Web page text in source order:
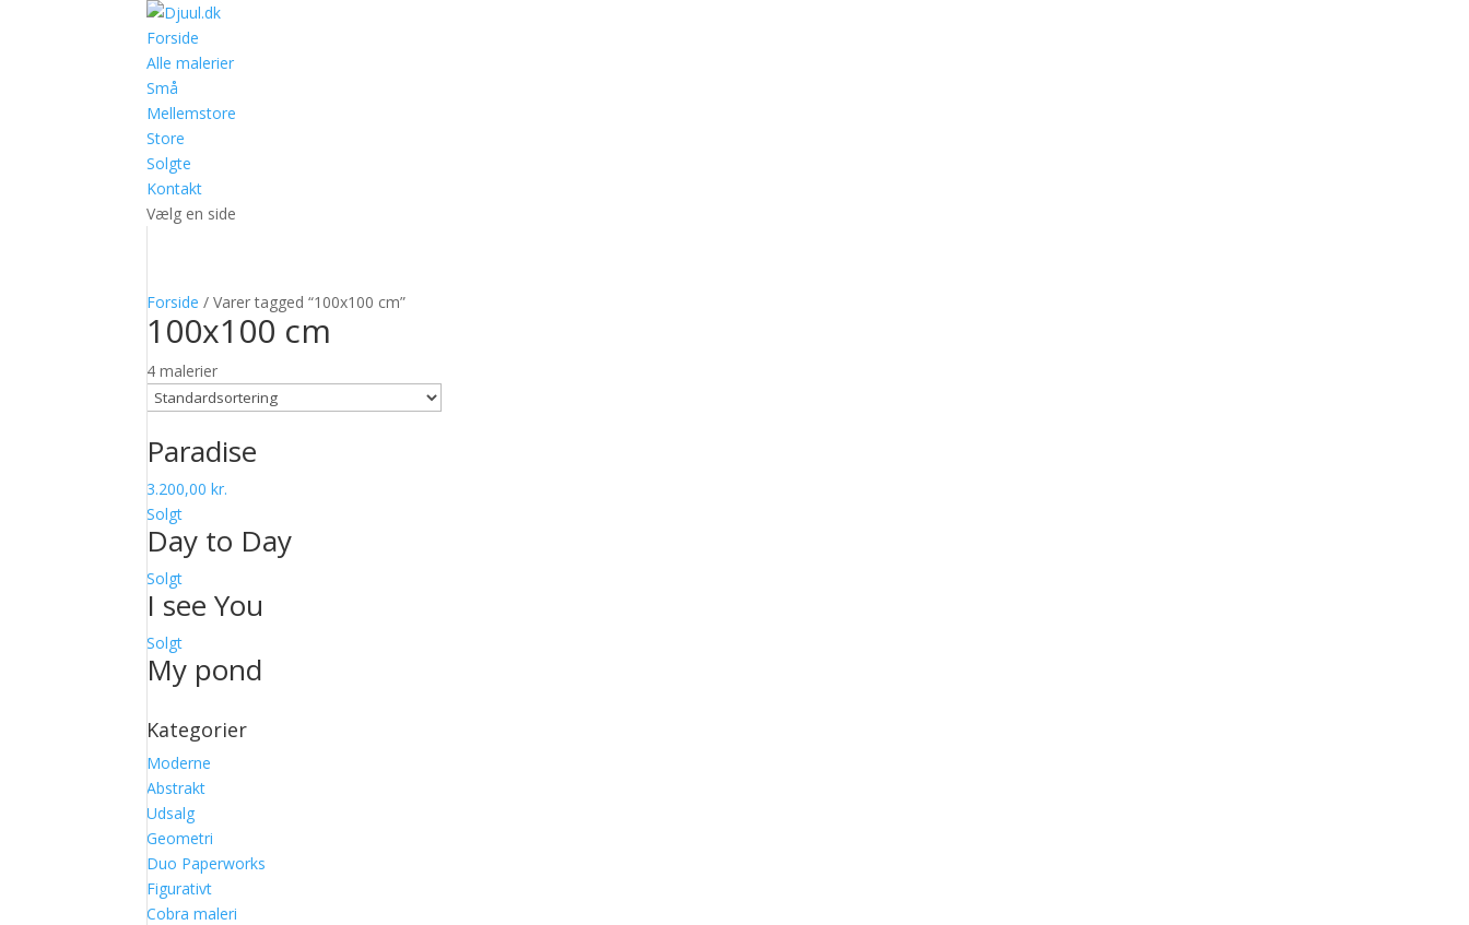
Forside
Alle malerier
Små
Mellemstore
Store
Solgte
Kontakt
Vælg en side
Forside / Varer tagged “100x100 cm”
100x100 cm
4 malerier
Paradise
3.200,00kr.
Solgt
Day to Day
Solgt
I see You
Solgt
My pond
Kategorier
Moderne
Abstrakt
Udsalg
Geometri
Duo Paperworks
Figurativt
Cobra maleri